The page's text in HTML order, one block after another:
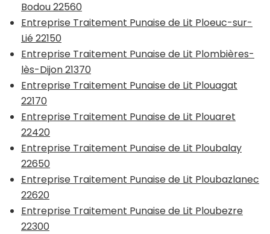
Bodou 22560
Entreprise Traitement Punaise de Lit Ploeuc-sur-
Lié 22150
Entreprise Traitement Punaise de Lit Plombières-
lès-Dijon 21370
Entreprise Traitement Punaise de Lit Plouagat
22170
Entreprise Traitement Punaise de Lit Plouaret
22420
Entreprise Traitement Punaise de Lit Ploubalay
22650
Entreprise Traitement Punaise de Lit Ploubazlanec
22620
Entreprise Traitement Punaise de Lit Ploubezre
22300